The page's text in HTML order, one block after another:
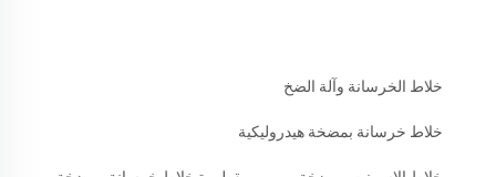
خلاط الخرسانة وآلة الضخ
خلاط خرسانة بمضخة هيدروليكية